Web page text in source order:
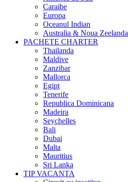
Caraibe
Europa
Oceanul Indian
Australia & Noua Zeelanda
PACHETE CHARTER
Thailanda
Maldive
Zanzibar
Mallorca
Egipt
Tenerife
Republica Dominicana
Madeira
Seychelles
Bali
Dubai
Malta
Mauritius
Sri Lanka
TIP VACANTA